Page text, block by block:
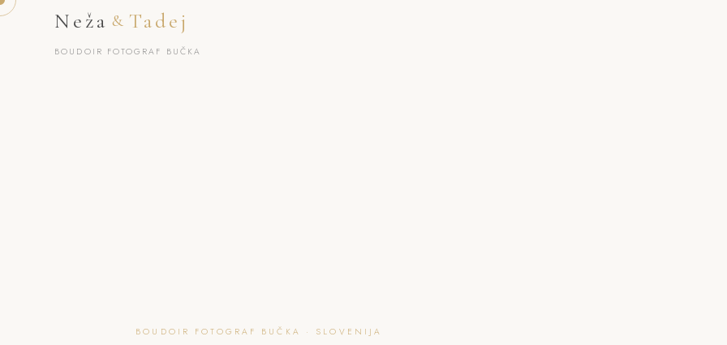
Neža & Tadej
BOUDOIR FOTOGRAF BUČKA
BOUDOIR FOTOGRAF BUČKA · SLOVENIJA